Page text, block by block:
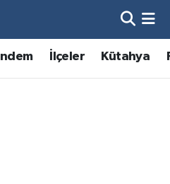
İlçeler Kütahya
ve Fikstür